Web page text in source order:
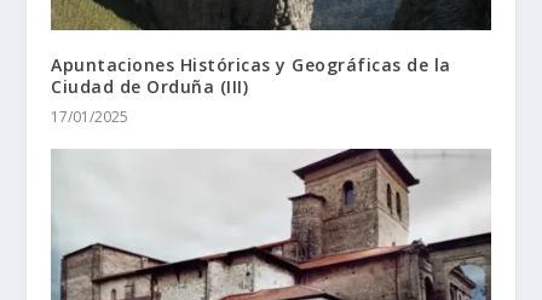
Apuntaciones Históricas y Geográficas de la
Ciudad de Orduña (III)
17/01/2025